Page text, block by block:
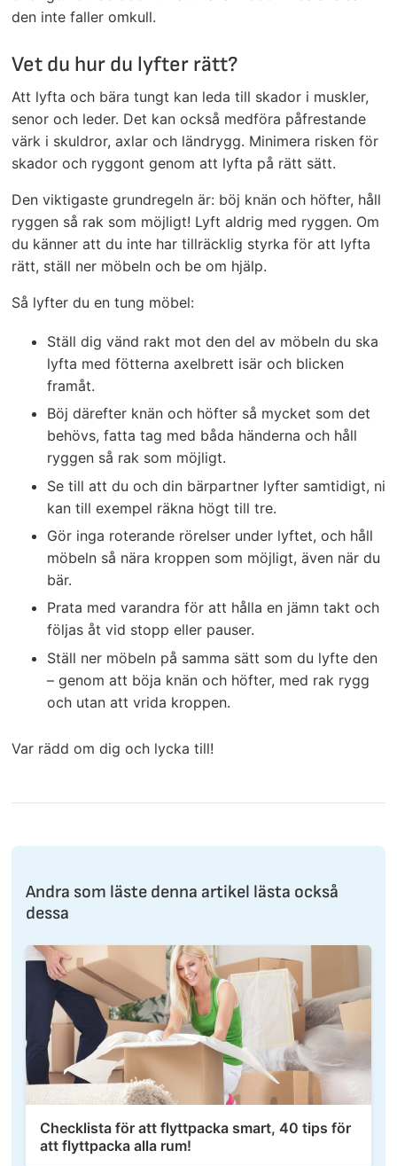
den inte faller omkull.
Vet du hur du lyfter rätt?
Att lyfta och bära tungt kan leda till skador i muskler,
senor och leder. Det kan också medföra påfrestande
värk i skuldror, axlar och ländrygg. Minimera risken för
skador och ryggont genom att lyfta på rätt sätt.
Den viktigaste grundregeln är: böj knän och höfter, håll
ryggen så rak som möjligt! Lyft aldrig med ryggen. Om
du känner att du inte har tillräcklig styrka för att lyfta
rätt, ställ ner möbeln och be om hjälp.
Så lyfter du en tung möbel:
Ställ dig vänd rakt mot den del av möbeln du ska
lyfta med fötterna axelbrett isär och blicken
framåt.
Böj därefter knän och höfter så mycket som det
behövs, fatta tag med båda händerna och håll
ryggen så rak som möjligt.
Se till att du och din bärpartner lyfter samtidigt, ni
kan till exempel räkna högt till tre.
Gör inga roterande rörelser under lyftet, och håll
möbeln så nära kroppen som möjligt, även när du
bär.
Prata med varandra för att hålla en jämn takt och
följas åt vid stopp eller pauser.
Ställ ner möbeln på samma sätt som du lyfte den
– genom att böja knän och höfter, med rak rygg
och utan att vrida kroppen.
Var rädd om dig och lycka till!
Andra som läste denna artikel lästa också
dessa
Checklista för att flyttpacka smart, 40 tips för
att flyttpacka alla rum!